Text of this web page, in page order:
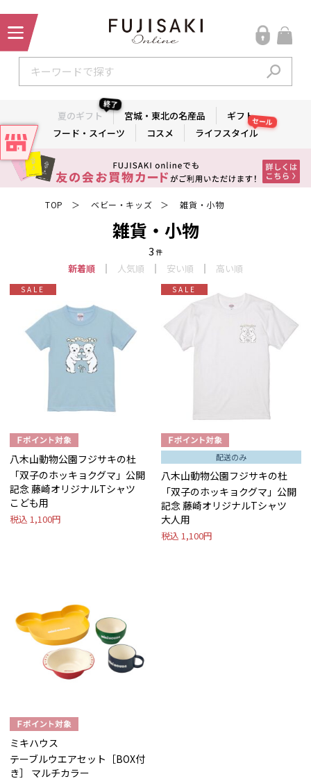
夏のギフト
終了
宮城・東北の名産品
ギフト
フード・スイーツ
コスメ ライフスタイル
セール
TOP ＞ ベビー・キッズ ＞ 雑貨・小物
雑貨・小物
3 件
新着順 人気順 安い順 高い順
SALE
八木山動物公園フジサキの杜
「双子のホッキョクグマ」公開
記念 藤崎オリジナルTシャツ
こども用
税込 1,100円
SALE
配送のみ
八木山動物公園フジサキの杜
「双子のホッキョクグマ」公開
記念 藤崎オリジナルTシャツ
大人用
税込 1,100円
ミキハウス
テーブルウエアセット［BOX付
き］ マルチカラー